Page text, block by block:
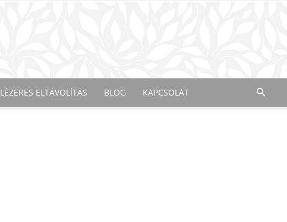
LÉZERES ELTÁVOLÍTÁS BLOG KAPCSOLAT